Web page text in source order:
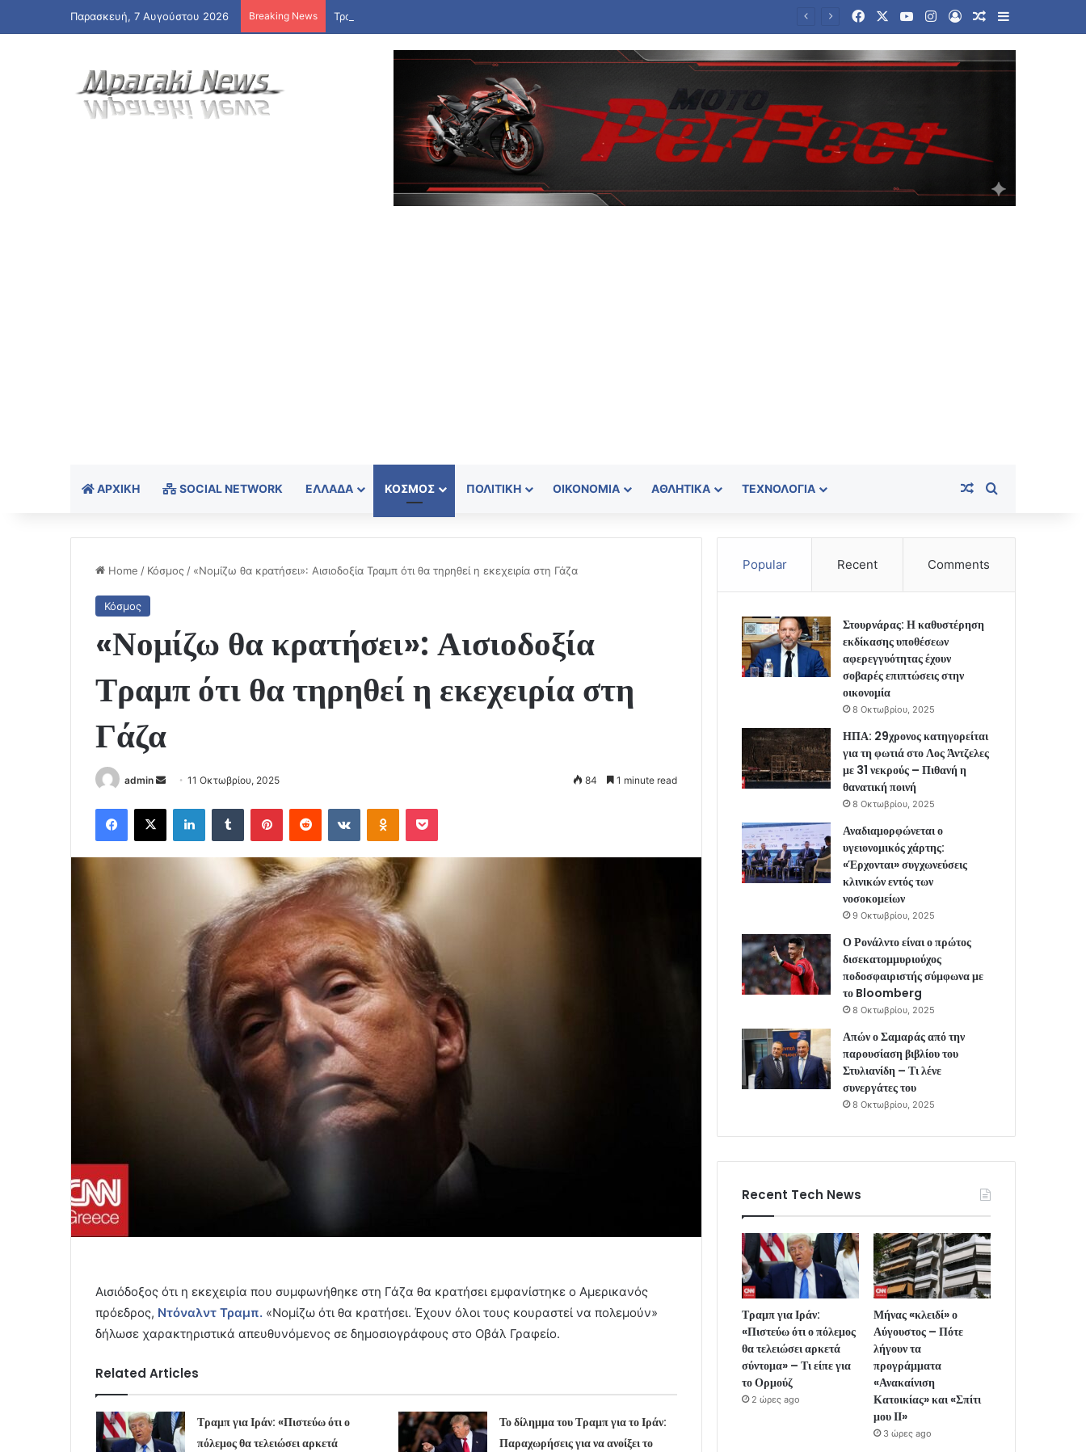
Παρασκευή, 7 Αυγούστου 2026 Breaking News FacebookYouTubeInstagram
Log InRandom Article
Sidebar
ΑΡΧΙΚΉ SOCIAL NETWORK ΕΛΛΆΔΑ ΚΌΣΜΟΣ ΠΟΛΙΤΙΚΉ ΟΙΚΟΝΟΜΊΑ ΑΘΛΗΤΙΚΆ ΤΕΧΝΟΛΟΓΊΑ Random Article
Home / Κόσμος / «Νομίζω θα κρατήσει»: Αισιοδοξία Τραμπ ότι θα τηρηθεί η εκεχειρία στη Γάζα
Κόσμος
«Νομίζω θα κρατήσει»: Αισιοδοξία
Τραμπ ότι θα τηρηθεί η εκεχειρία στη
Γάζα
admin
Send
email
11 Οκτωβρίου, 2025 84 1 minute read
Facebook
X LinkedInTumblr PinterestReddit VKontakteOdnoklassniki
Pocket
Αισιόδοξος ότι η εκεχειρία που συμφωνήθηκε στη Γάζα θα κρατήσει εμφανίστηκε ο Αμερικανός
πρόεδρος, Ντόναλντ Τραμπ. «Νομίζω ότι θα κρατήσει. Έχουν όλοι τους κουραστεί να πολεμούν»
δήλωσε χαρακτηριστικά απευθυνόμενος σε δημοσιογράφους στο Οβάλ Γραφείο.
Related Articles
Τραμπ για Ιράν: «Πιστεύω ότι ο
πόλεμος θα τελειώσει αρκετά
Το δίλημμα του Τραμπ για το Ιράν:
Παραχωρήσεις για να ανοίξει το
Popular Recent Comments
Στουρνάρας: Η καθυστέρηση
εκδίκασης υποθέσεων
αφερεγγυότητας έχουν
σοβαρές επιπτώσεις στην
οικονομία
8 Οκτωβρίου, 2025
ΗΠΑ: 29χρονος κατηγορείται
για τη φωτιά στο Λος Άντζελες
με 31 νεκρούς – Πιθανή η
θανατική ποινή
8 Οκτωβρίου, 2025
Αναδιαμορφώνεται ο
υγειονομικός χάρτης:
«Έρχονται» συγχωνεύσεις
κλινικών εντός των
νοσοκομείων
9 Οκτωβρίου, 2025
Ο Ρονάλντο είναι ο πρώτος
δισεκατομμυριούχος
ποδοσφαιριστής σύμφωνα με
το Bloomberg
8 Οκτωβρίου, 2025
Απών ο Σαμαράς από την
παρουσίαση βιβλίου του
Στυλιανίδη – Τι λένε
συνεργάτες του
8 Οκτωβρίου, 2025
Recent Tech News
Τραμπ για Ιράν:
«Πιστεύω ότι ο πόλεμος
θα τελειώσει αρκετά
σύντομα» – Τι είπε για
το Ορμούζ
2 ώρες ago
Μήνας «κλειδί» ο
Αύγουστος – Πότε
λήγουν τα
προγράμματα
«Ανακαίνιση
Κατοικίας» και «Σπίτι
μου ΙΙ»
3 ώρες ago